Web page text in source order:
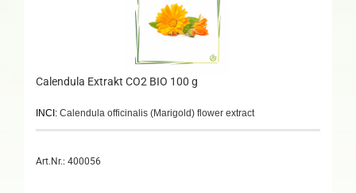
Calendula Extrakt CO2 BIO 100 g
INCI: Calendula officinalis (Marigold) flower extract
Art.Nr.: 400056